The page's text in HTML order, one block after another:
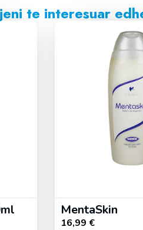
te interesuar
MentaSkin
16,99 €